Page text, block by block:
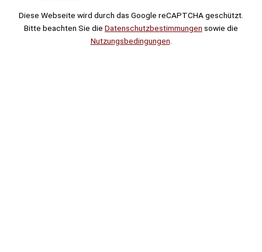
Diese Webseite wird durch das Google reCAPTCHA geschützt.
Bitte beachten Sie die Datenschutzbestimmungen sowie die
Nutzungsbedingungen